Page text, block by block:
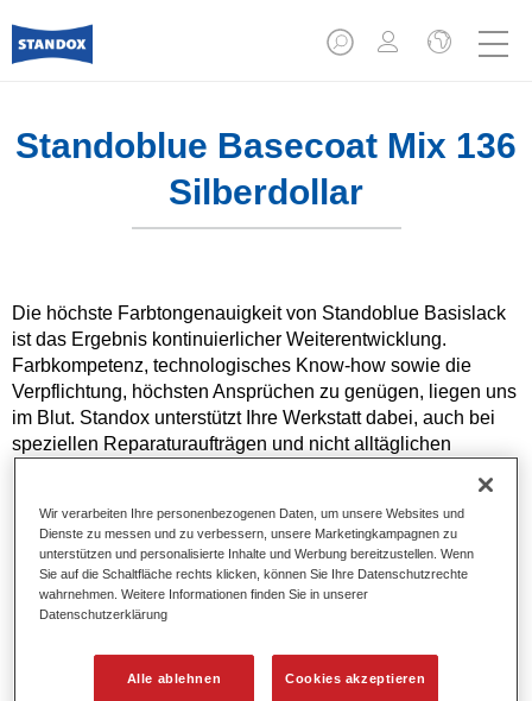
Standoblue Basecoat Mix 136
Silberdollar
Die höchste Farbtongenauigkeit von Standoblue Basislack
ist das Ergebnis kontinuierlicher Weiterentwicklung.
Farbkompetenz, technologisches Know-how sowie die
Verpflichtung, höchsten Ansprüchen zu genügen, liegen uns
im Blut. Standox unterstützt Ihre Werkstatt dabei, auch bei
speziellen Reparaturaufträgen und nicht alltäglichen
Produktmerkmale
Uni- und Spezialeffekt-Farbtöne.
Ausgezeichnete Farbtongenauigkeit.
Ausgezeichnetes Deckvermögen.
Hervorragend zur Beilackierung geeignet.
Kann gehärtet werden.
Wir verarbeiten Ihre personenbezogenen Daten, um unsere Websites und
Dienste zu messen und zu verbessern, unsere Marketingkampagnen zu
unterstützen und personalisierte Inhalte und Werbung bereitzustellen. Wenn
Sie auf die Schaltfläche rechts klicken, können Sie Ihre Datenschutzrechte
wahrnehmen. Weitere Informationen finden Sie in unserer
Datenschutzerklärung
Alle ablehnen Cookies akzeptieren